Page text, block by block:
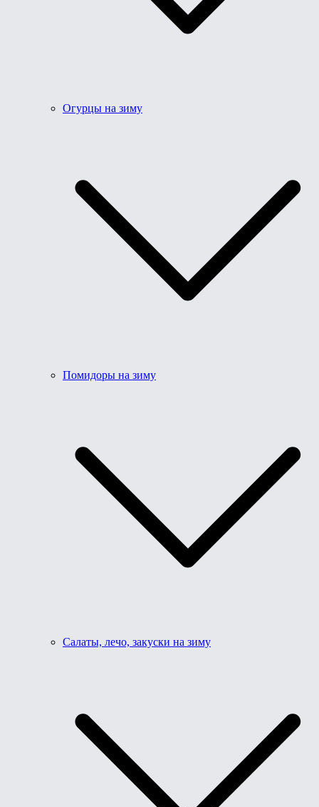
Огурцы на зиму
Помидоры на зиму
Салаты, лечо, закуски на зиму